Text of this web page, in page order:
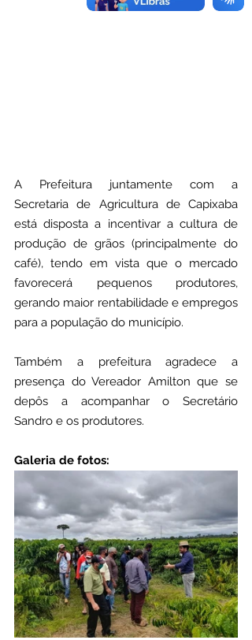
A Prefeitura juntamente com a
Secretaria de Agricultura de Capixaba
está disposta a incentivar a cultura de
produção de grãos (principalmente do
café), tendo em vista que o mercado
favorecerá pequenos produtores,
gerando maior rentabilidade e empregos
para a população do município.
Também a prefeitura agradece a
presença do Vereador Amilton que se
depôs a acompanhar o Secretário
Sandro e os produtores.
Galeria de fotos: